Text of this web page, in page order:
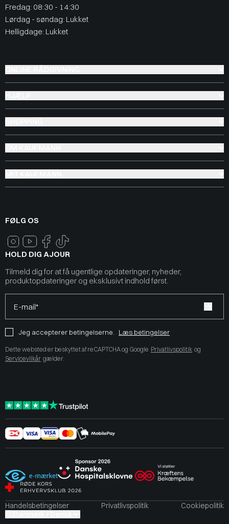
Fredag: 08:30 - 14:30
Lørdag - søndag: Lukket
Helligdage: Lukket
FØLG OS
HOLD DIG AJOUR
Tilmeld dig for at få ugentlige opdateringer, nyheder,
produktopdateringer og eksklusivt indhold først.
E-mail*
Jeg accepterer betingelserne. Læs betingelser
Dette websted er beskyttet af reCAPTCHA og Google Privatlivspolitik og
Servicevilkår gælder.
Handelsbetingelser Privatlivspolitik
Cookiepolitik